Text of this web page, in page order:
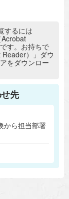
するには
Acrobat
す。お持ちで
）」ダウ
をダウンロー
先
から担当部署